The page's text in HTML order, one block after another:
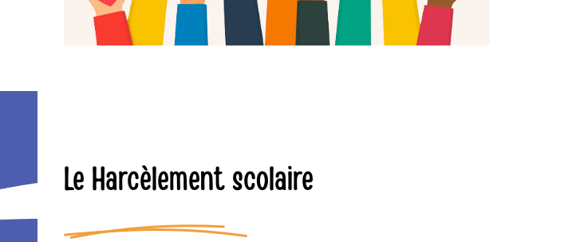
Le Harcèlement scolaire